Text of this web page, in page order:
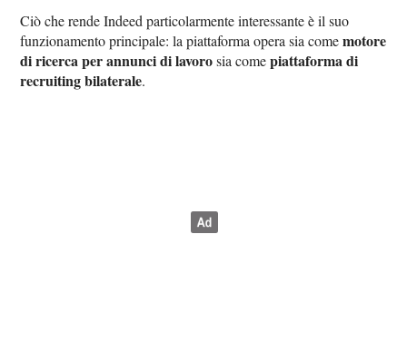
Ciò che rende Indeed particolarmente interessante è il suo
funzionamento principale: la piattaforma opera sia comemotore
di ricerca per annunci di lavorosia comepiattaforma di
recruiting bilaterale.